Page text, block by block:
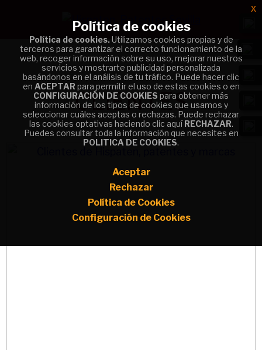
CLIENTES
Política de cookies
Política de cookies.Utilizamos cookies propias y de
terceros para garantizar el correcto funcionamiento de la
web, recoger información sobre su uso, mejorar nuestros
servicios y mostrarte publicidad personalizada
basándonos en el análisis de tu tráfico. Puede hacer clic
en ACEPTARpara permitir el uso de estas cookies o en
CONFIGURACIÓN DE COOKIES para obtener más
información de los tipos de cookies que usamos y
seleccionar cuáles aceptas o rechazas. Puede rechazar
las cookies optativas haciendo clic aquíRECHAZAR.
Puedes consultar toda la información que necesites en
POLITICA DE COOKIES.
Aceptar
Rechazar
Política de Cookies
Configuración de Cookies
x
Política de cookies
Política de cookies.Utilizamos cookies propias y de
terceros para garantizar el correcto funcionamiento de la
web, recoger información sobre su uso, mejorar nuestros
servicios y mostrarte publicidad personalizada
basándonos en el análisis de tu tráfico. Puede hacer clic
en ACEPTARpara permitir el uso de estas cookies o en
CONFIGURACIÓN DE COOKIES para obtener más
información de los tipos de cookies que usamos y
seleccionar cuáles aceptas o rechazas. Puede rechazar
las cookies optativas haciendo clic aquíRECHAZAR.
Puedes consultar toda la información que necesites en
POLITICA DE COOKIES.
Aceptar
Rechazar
Política de Cookies
Configuración de Cookies
x